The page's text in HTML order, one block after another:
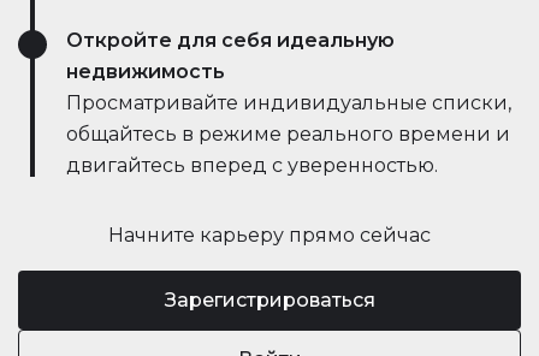
Начните карьеру прямо сейчас
Зарегистрироваться
Откройте для себя идеальную
недвижимость
Просматривайте индивидуальные списки,
общайтесь в режиме реального времени и
двигайтесь вперед с уверенностью.